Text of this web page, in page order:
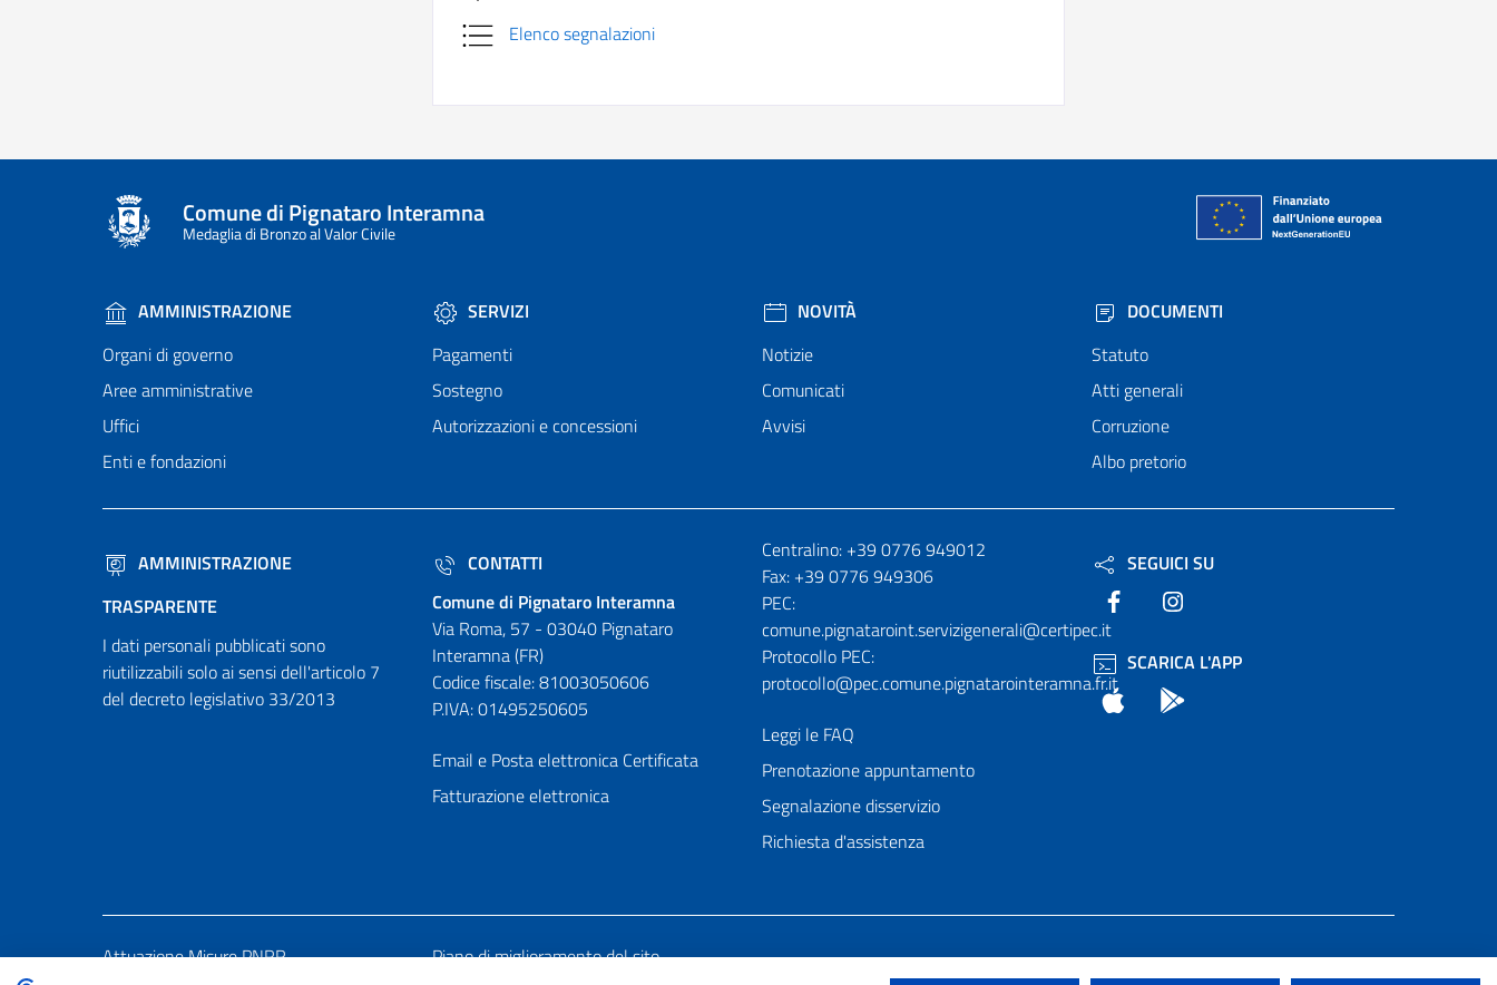
Elenco segnalazioni
Comune di Pignataro Interamna
Medaglia di Bronzo al Valor Civile
AMMINISTRAZIONE
Organi di governo
Aree amministrative
Uffici
Enti e fondazioni
SERVIZI
Pagamenti
Sostegno
Autorizzazioni e concessioni
NOVITÀ
Notizie
Comunicati
Avvisi
DOCUMENTI
Statuto
Atti generali
Corruzione
Albo pretorio
AMMINISTRAZIONE
TRASPARENTE
I dati personali pubblicati sono
riutilizzabili solo ai sensi dell'articolo 7
del decreto legislativo 33/2013
CONTATTI
Comune di Pignataro Interamna
Via Roma, 57 - 03040 Pignataro
Interamna (FR)
Codice fiscale: 81003050606
P.IVA: 01495250605
Email e Posta elettronica Certificata
Fatturazione elettronica
Numeri utili
Centralino: +39 0776 949012
Fax: +39 0776 949306
PEC:
comune.pignataroint.servizigenerali@certipec.it
Protocollo PEC:
protocollo@pec.comune.pignatarointeramna.fr.it
Leggi le FAQ
Prenotazione appuntamento
Segnalazione disservizio
Richiesta d'assistenza
SEGUICI SU
Facebook
SCARICA L'APP
App Store
Attuazione Misure PNRR Piano di miglioramento del sito